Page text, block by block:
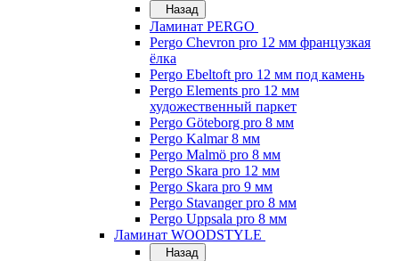
Назад
Ламинат PERGO
Pergo Chevron pro 12 мм французкая
ёлка
Pergo Ebeltoft pro 12 мм под камень
Pergo Elements pro 12 мм
художественный паркет
Pergo Göteborg pro 8 мм
Pergo Kalmar 8 мм
Pergo Malmö pro 8 мм
Pergo Skara pro 12 мм
Pergo Skara pro 9 мм
Pergo Stavanger pro 8 мм
Pergo Uppsala pro 8 мм
Ламинат WOODSTYLE
Назад